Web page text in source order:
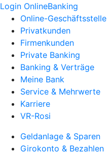
Login OnlineBanking
Online-Geschäftsstelle
Privatkunden
Firmenkunden
Private Banking
Banking & Verträge
Meine Bank
Service & Mehrwerte
Karriere
VR-Rosi
Geldanlage & Sparen
Girokonto & Bezahlen